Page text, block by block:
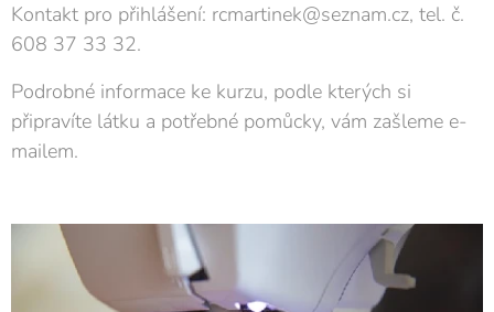
Kontakt pro přihlášení: rcmartinek@seznam.cz, tel. č.
608 37 33 32.
Podrobné informace ke kurzu, podle kterých si
připravíte látku a potřebné pomůcky, vám zašleme e-
mailem.